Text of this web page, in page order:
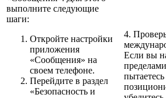
выполните следующие
шаги:
Откройте настройки
приложения
«Сообщения» на
своем телефоне.
Перейдите в раздел
«Безопасность и
4.
Если вы